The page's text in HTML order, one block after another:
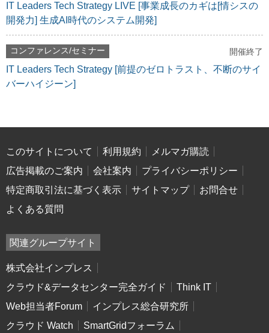
IT Leaders Tech Strategy LIVE [事業成長のカギは[情シスの
開発力] 生成AI時代のシステム開発]
コンファレンス/セミナー 開催終了
IT Leaders Tech Strategy [前提のゼロトラスト、不断のサイ
バーハイジーン]
このサイトについて 利用規約
メルマガ購読
広告掲載のご案内
会社案内
プライバシーポリシー
特定商取引法に基づく表示
サイトマップ
お問合せ
よくある質問
関連グループサイト
株式会社インプレス
クラウド&データセンター完全ガイド
Think IT
Web担当者Forum
インプレス総合研究所
クラウド Watch
SmartGridフォーラム